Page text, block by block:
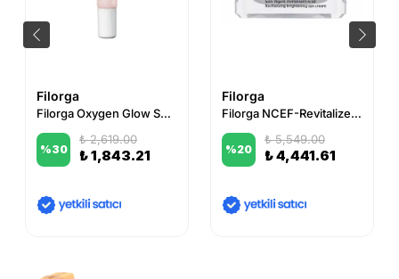
Filorga
Filorga Oxygen Glow Smoothing Eye Care 15 ml
%30
₺ 2,619.00
₺ 1,843.21
Filorga
Filorga NCEF-Revitalize Yoğun Canlandırıcı ve Aydınlatıcı Göz Bakım Kremi 15 ml
%20
₺ 5,549.00
₺ 4,441.61